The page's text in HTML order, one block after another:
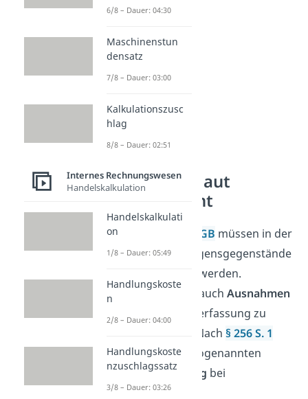
Verfahrensgleich
Bewertung laut
Handelsrecht
Laut HGB müssen in der
Bilanzalle Vermögensgegenstände
werden.
Allerdings gibt es auch Ausnahmen
für die eine Einzelerfassung zu
aufwendig wäre. Nach § 256 S. 1
HGBwird in der sogenannten
Sammelbewertung bei
gleichartigen
6/8 – Dauer: 04:30
Maschinenstun
densatz
7/8 – Dauer: 03:00
Kalkulationszusc
hlag
8/8 – Dauer: 02:51
Internes Rechnungswesen
Handelskalkulation
Handelskalkulati
on
1/8 – Dauer: 05:49
Handlungskoste
n
2/8 – Dauer: 04:00
Handlungskoste
nzuschlagssatz
3/8 – Dauer: 03:26